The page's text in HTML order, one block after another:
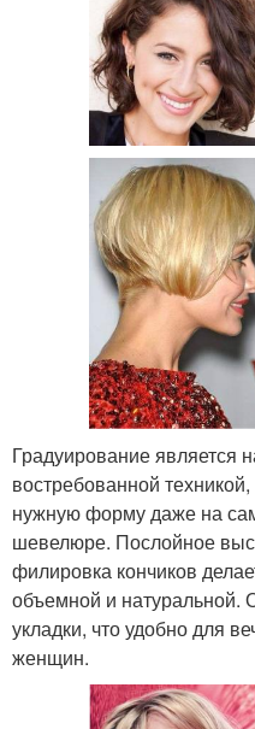
Градуирование является
востребованной
нужную форму даже на
шевелюре. Послойное
филировка кончиков
объемной и натуральной.
укладки, что удобно для
женщин.